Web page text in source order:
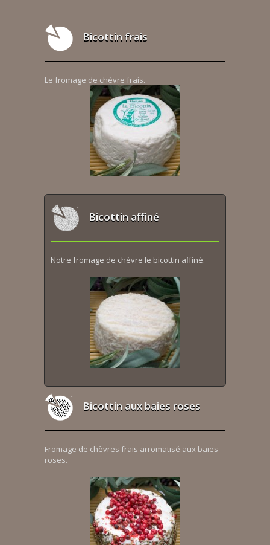
Bicottin frais
Le fromage de chèvre frais.
Bicottin affiné
Notre fromage de chèvre le bicottin affiné.
Bicottin aux baies roses
Fromage de chèvres frais arromatisé aux baies
roses.